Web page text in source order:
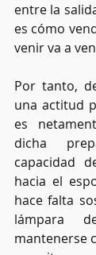
entre la
es cómo
venir va a
Por tanto,
una actitud
es
dicha
capacidad
hacia el
hace falta
lámpara
mantenerse